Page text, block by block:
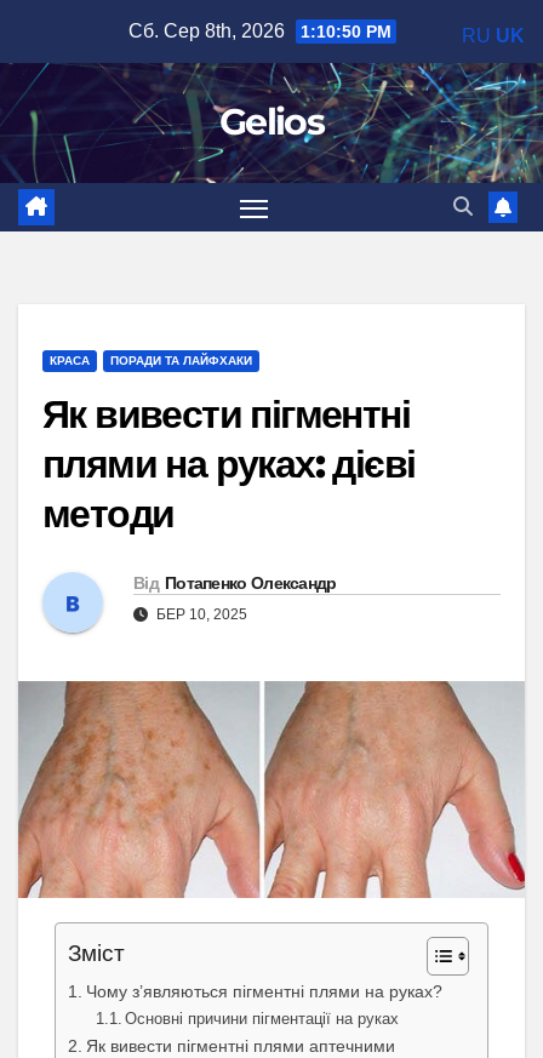
вмісту
Сб. Сер 8th, 2026 1:10:52 PM
Gelios
КРАСА ПОРАДИ ТА ЛАЙФХАКИ
Як вивести пігментні
плями на руках: дієві
методи
Від Потапенко Олександр
БЕР 10, 2025
Зміст
Чому з’являються пігментні плями на руках?
Основні причини пігментації на руках
Як вивести пігментні плями аптечними
RU UK